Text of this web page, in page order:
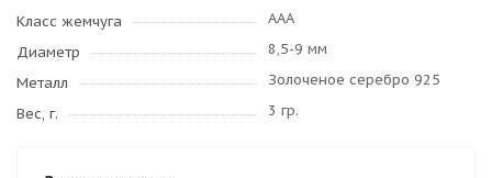
Класс жемчуга
AAA
Диаметр
8,5-9 мм
Металл
Золоченое серебро 925
Вес, г.
3 гр.